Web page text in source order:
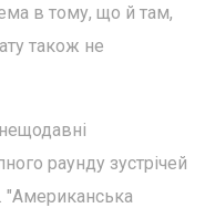
в тому, що й там,
також не
раунду зустрічей
"Американська